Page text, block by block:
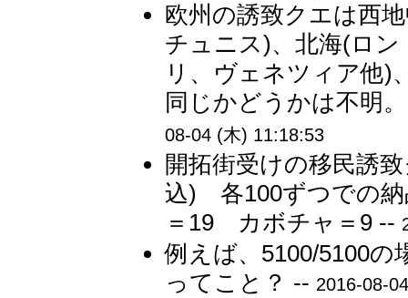
欧州の誘致クエは西
チュニス)、北海(ロ
リ、ヴェネツィア他)
同じかどうかは不明
08-04 (木) 11:18:53
開拓街受けの移民誘
込) 各100ずつでの
＝19 カボチャ＝9 --
例えば、5100/5100
ってこと？ -- 2016-08-